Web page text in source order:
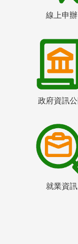
線上申辦
政府資訊
就業資訊